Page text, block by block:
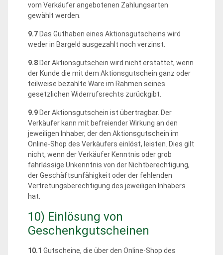
vom Verkäufer angebotenen Zahlungsarten
gewählt werden.
9.7 Das Guthaben eines Aktionsgutscheins wird
weder in Bargeld ausgezahlt noch verzinst.
9.8 Der Aktionsgutschein wird nicht erstattet, wenn
der Kunde die mit dem Aktionsgutschein ganz oder
teilweise bezahlte Ware im Rahmen seines
gesetzlichen Widerrufsrechts zurückgibt.
9.9 Der Aktionsgutschein ist übertragbar. Der
Verkäufer kann mit befreiender Wirkung an den
jeweiligen Inhaber, der den Aktionsgutschein im
Online-Shop des Verkäufers einlöst, leisten. Dies gilt
nicht, wenn der Verkäufer Kenntnis oder grob
fahrlässige Unkenntnis von der Nichtberechtigung,
der Geschäftsunfähigkeit oder der fehlenden
Vertretungsberechtigung des jeweiligen Inhabers
hat.
10) Einlösung von
Geschenkgutscheinen
10.1 Gutscheine, die über den Online-Shop des